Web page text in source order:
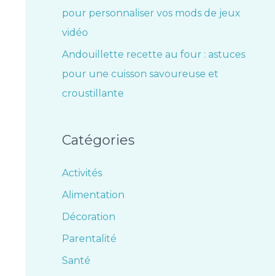
pour personnaliser vos mods de jeux
vidéo
Andouillette recette au four : astuces
pour une cuisson savoureuse et
croustillante
Catégories
Activités
Alimentation
Décoration
Parentalité
Santé